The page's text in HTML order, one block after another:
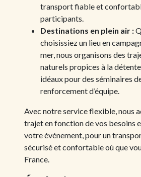
transport fiable et
participants.
Destinations en plein air :
choisissiez un lieu en
mer, nous organisons des
naturels propices à la
idéaux pour des séminaires
renforcement d’équipe.
Avec notre service flexible, nous
trajet en fonction de vos besoins
votre événement, pour un
sécurisé et confortable où que
France.